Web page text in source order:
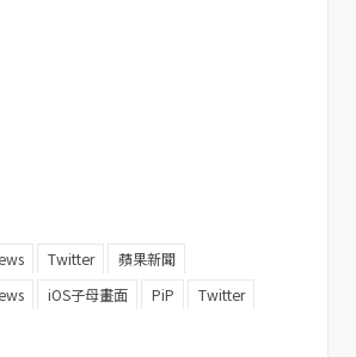
Twitter 蘋果新聞
iOS子母畫面 PiP
Twitter